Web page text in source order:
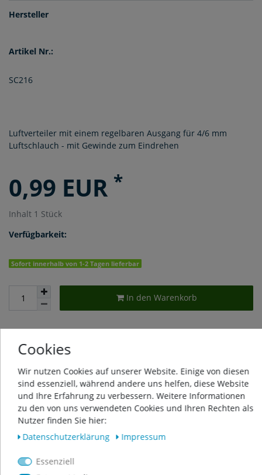
Hersteller
Artikel Nr.:
SC216
Luftverteiler mit einem regelbaren Ausgang für 4/6 mm
Luftschlauch - mit Gewinde zum Eindrehen
0,99 EUR *
Inhalt 1 Stück
Verfügbarkeit:
Sofort innerhalb von 1-2 Tagen lieferbar
In den Warenkorb
Wunschliste
Beschreibung
Cookies
Wir nutzen Cookies auf unserer Website. Einige von diesen
sind essenziell, während andere uns helfen, diese Website
und Ihre Erfahrung zu verbessern. Weitere Informationen
zu den von uns verwendeten Cookies und Ihren Rechten als
Nutzer finden Sie hier:
Daten­schutz­erklärung
Impressum
Essenziell